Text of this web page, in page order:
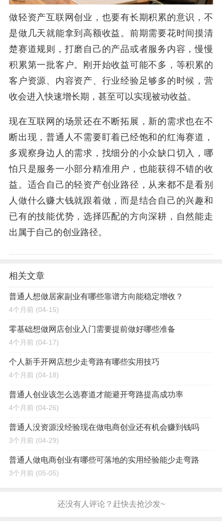
做轻资产互联网创业，也要有长期积累的意识，不
是做几天就能拿到高额收益。前期需要花时间摸清
楚赛道规则，打磨自己的产品或者服务内容，慢慢
积累第一批客户。刚开始收益可能不多，等积累的
客户资源、内容资产、行业经验足够多的时候，营
收会进入快速增长期，甚至可以实现被动收益。
现在互联网的场景还在不断拓展，新的需求也在不
断出现，普通人不需要盯着已经饱和的红海赛道，
多观察身边人的需求，找细分的小众缺口切入，哪
怕只是服务一小部分精准用户，也能获得不错的收
益。适合自己的轻资产创业路径，从来都不是看别
人做什么赚大钱就跟着做，而是结合自己的兴趣和
已有的技能优势，选择匹配的方向深耕，自然能走
出属于自己的创业路径。
相关文章
普通人想做居家副业有哪些靠谱方向能稳定增收？
4个月前 (04-15)
零基础想做网店创业入门需要提前做好哪些准备
4个月前 (04-17)
个人新手开网店想少走弯路有哪些实用技巧
4个月前 (04-18)
普通人创业该怎么选赛道才能避开弯路提高成功率
4个月前 (04-26)
普通人没资源没经验现在做电商创业还有机会赚到钱吗
3个月前 (04-29)
普通人做电商创业有哪些可落地的实用经验能少走弯路
3个月前 (05-05)